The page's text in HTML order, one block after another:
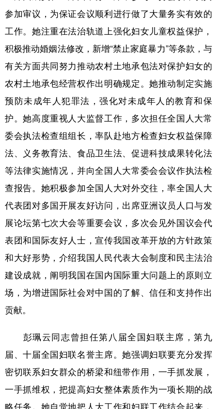
参加审议，为保证会议顺利进行做了大量务实有效的
工作。她注重在法治轨道上强化妇女儿童权益保护，
积极推动婚姻法修改，新增“禁止家庭暴力”等条款，与
有关方面共同努力推动农村土地承包法对保护妇女的
农村土地承包经营权作出明确规定。她推动制定实施
预防未成年人犯罪法，强化对未成年人的教育和保
护。她高度重视人大监督工作，多次担任全国人大常
委会执法检查组组长，率队赴地方检查妇女权益保障
法、义务教育法、食品卫生法、促进科技成果转化法
等法律实施情况，并向全国人大常委会会议作执法检
查报告。她积极参加全国人大对外交往，率全国人大
代表团对多国开展友好访问，出席亚洲议员人口与发
展论坛第七次大会等重要会议，多次会见外国议会代
表团和国际友好人士，宣传我国改革开放的方针政策
和大好形势，介绍我国人民代表大会制度和民主法治
建设成就，阐明我国在国内国际重大问题上的原则立
场，为增进国际社会对中国的了解、信任和支持作出
贡献。
彭珮云同志曾担任第八届全国妇联主席，第九
届、十届全国妇联名誉主席。她强调妇联要充分发挥
密切联系妇女群众的桥梁和纽带作用，一手抓发展，
一手抓维权，把提高妇女整体素质作为一项长期的战
略任务。她自觉地把人大工作和妇联工作结合起来，